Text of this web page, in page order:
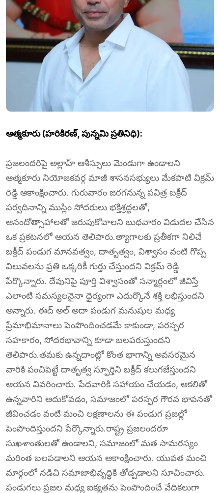
ఆత్మకూరు (హరికిరణ్, పున్నమి ప్రతినిధి):
ప్రజలందరిపై అల్లాహ్ ఆశీస్సులు మెండుగా ఉండాలని
ఆత్మకూరు నియోజకవర్గ మాజీ శాసనసభ్యులు మేకపాటి విక్రమ్
రెడ్డి ఆకాంక్షించారు. గురువారం జరగనున్న పవిత్ర బక్రీద్
పర్వదినాన్ని ముస్లిం సోదరులు భక్తిశ్రద్ధలతో,
ఆనందోత్సాహాలతో జరుపుకోవాలని బుధవారం విడుదల చేసిన
ఒక ప్రకటనలో ఆయన తెలిపారు.త్యాగాలకు ప్రతీకగా నిలిచే
బక్రీద్ పండుగ మానవత్వం, దాతృత్వం, విశ్వాసం వంటి గొప్ప
విలువలను ప్రతి ఒక్కరికీ గుర్తు చేస్తుందని విక్రమ్ రెడ్డి
పేర్కొన్నారు. దేవునిపై పూర్తి విశ్వాసంతో సన్మార్గంలో జీవిస్తే
ఎలాంటి సమస్యలనైనా ధైర్యంగా ఎదుర్కొనే శక్తి లభిస్తుందని
అన్నారు. ఈద్ అల్ అదా పండుగ మనుషుల మధ్య
ప్రేమాభిమానాలు పెంపొందించడమే కాకుండా, పరస్పర
సహకారం, సోదరభావాన్ని కూడా బలపరుస్తుందని
తెలిపారు.తమకు ఉన్నదాంట్లో కొంత భాగాన్ని అవసరమైన
వారికి పంచిపెట్టే దాతృత్వ స్ఫూర్తిని బక్రీద్ కలుగజేస్తుందని
ఆయన వివరించారు. పేదవారికి సహాయం చేయడం, ఆకలితో
ఉన్నవారిని ఆదుకోవడం, సమాజంలో పరస్పర గౌరవ భావనతో
జీవించడం వంటి మంచి లక్షణాలను ఈ పండుగ ప్రజల్లో
పెంపొందిస్తుందని పేర్కొన్నారు.రాష్ట్ర ప్రజలందరూ
సుఖశాంతులతో ఉండాలని, సమాజంలో మత సామరస్యం
మరింత బలపడాలని ఆయన ఆకాంక్షించారు. యువత మంచి
మార్గంలో నడిచి సమాజాభివృద్ధికి తోడ్పడాలని సూచించారు.
పండుగలు ప్రజల మధ్య ఐక్యతను పెంపొందించే వేదికలుగా